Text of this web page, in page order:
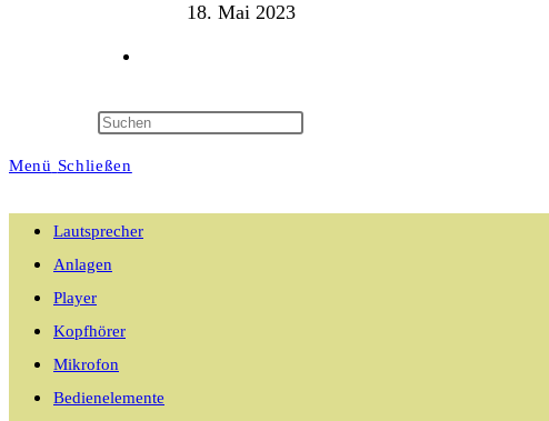
18. Mai 2023
Suche
Menü Schließen
Lautsprecher
Anlagen
Player
Kopfhörer
Mikrofon
Bedienelemente